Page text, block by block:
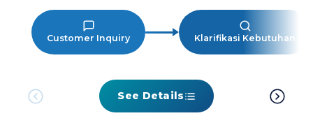
Customer Inquiry Klarifikasi Kebutuhan
See Details